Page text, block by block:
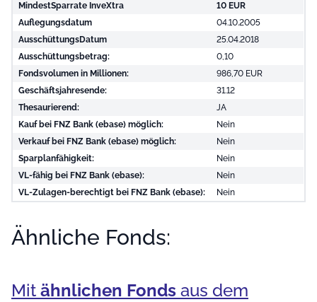
MindestSparrate InveXtra
10 EUR
Auflegungsdatum
04.10.2005
AusschüttungsDatum
25.04.2018
Ausschüttungsbetrag:
0,10
Fondsvolumen in Millionen:
986,70 EUR
Geschäftsjahresende:
31.12
Thesaurierend:
JA
Kauf bei FNZ Bank (ebase) möglich:
Nein
Verkauf bei FNZ Bank (ebase) möglich:
Nein
Sparplanfähigkeit:
Nein
VL-fähig bei FNZ Bank (ebase):
Nein
VL-Zulagen-berechtigt bei FNZ Bank (ebase):
Nein
Ähnliche Fonds:
Mit ähnlichen Fonds aus dem